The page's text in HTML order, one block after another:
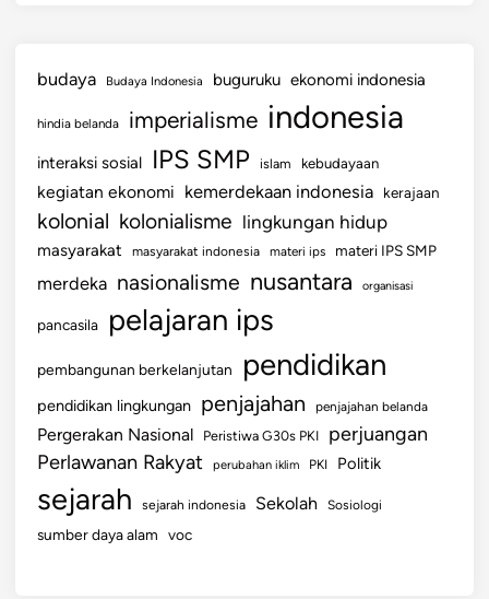
budaya Budaya Indonesia buguruku ekonomi indonesia
hindia belanda imperialisme indonesia
interaksi sosial IPS SMP islam kebudayaan
kegiatan ekonomi kemerdekaan indonesia kerajaan
kolonial kolonialisme lingkungan hidup
masyarakat masyarakat indonesia materi ips materi IPS SMP
merdeka nasionalisme nusantara organisasi
pancasila pelajaran ips
pembangunan berkelanjutan pendidikan
pendidikan lingkungan penjajahan penjajahan belanda
Pergerakan Nasional Peristiwa G30s PKI perjuangan
Perlawanan Rakyat perubahan iklim PKI Politik
sejarah sejarah indonesia Sekolah Sosiologi
sumber daya alam voc